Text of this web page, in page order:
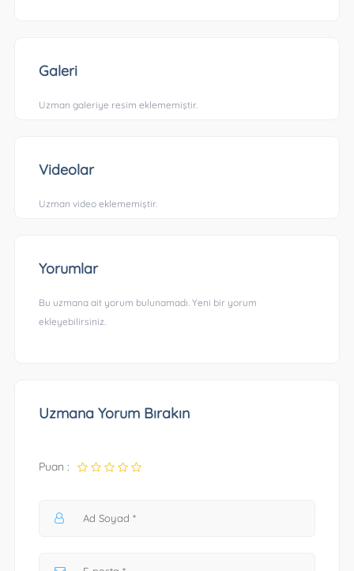
Galeri
Uzman galeriye resim eklememiştir.
Videolar
Uzman video eklememiştir.
Yorumlar
Bu uzmana ait yorum bulunamadı. Yeni bir yorum
ekleyebilirsiniz.
Uzmana Yorum Bırakın
Puan :